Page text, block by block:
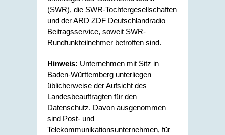
(SWR), die SWR-Tochtergesellschaften
und der ARD ZDF Deutschlandradio
Beitragsservice, soweit SWR-
Rundfunkteilnehmer betroffen sind.
Hinweis: Unternehmen mit Sitz in
Baden-Württemberg unterliegen
üblicherweise der Aufsicht des
Landesbeauftragten für den
Datenschutz. Davon ausgenommen
sind Post- und
Telekommunikationsunternehmen, für